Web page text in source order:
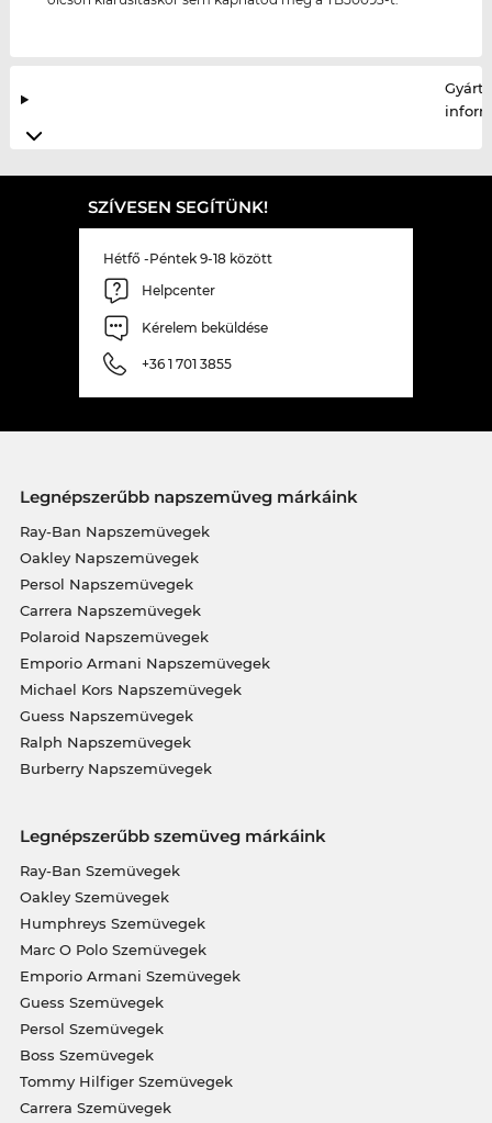
SZÍVESEN SEGÍTÜNK!
Hétfő -Péntek 9-18 között
Helpcenter
Kérelem beküldése
+36 1 701 3855
Legnépszerűbb napszemüveg márkáink
Ray-Ban Napszemüvegek
Oakley Napszemüvegek
Persol Napszemüvegek
Carrera Napszemüvegek
Polaroid Napszemüvegek
Emporio Armani Napszemüvegek
Michael Kors Napszemüvegek
Guess Napszemüvegek
Ralph Napszemüvegek
Burberry Napszemüvegek
Legnépszerűbb szemüveg márkáink
Ray-Ban Szemüvegek
Oakley Szemüvegek
Humphreys Szemüvegek
Marc O Polo Szemüvegek
Emporio Armani Szemüvegek
Guess Szemüvegek
Persol Szemüvegek
Boss Szemüvegek
Tommy Hilfiger Szemüvegek
Carrera Szemüvegek